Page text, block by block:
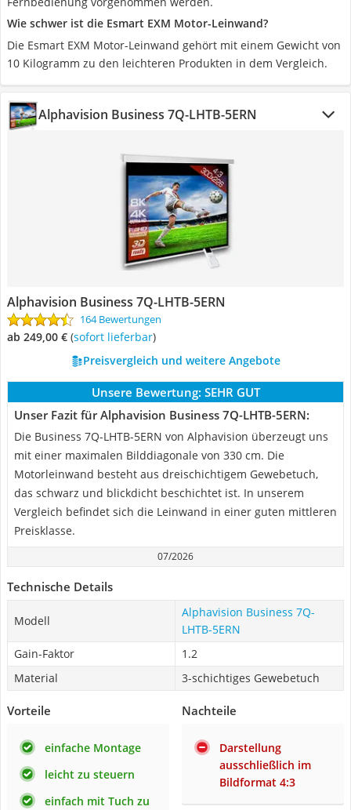
Wie schwer ist die Esmart EXM Motor-Leinwand?
Die Esmart EXM Motor-Leinwand gehört mit einem Gewicht von
10 Kilogramm zu den leichteren Produkten in dem Vergleich.
Alphavision Business 7Q-LHTB-5ERN
Alphavision Business 7Q-LHTB-5ERN
164 Bewertungen
ab 249,00 € ( Sofort lieferbar)
Preisvergleich und weitere Angebote
Unsere Bewertung: SEHR GUT
Unser Fazit für Alphavision Business 7Q-LHTB-5ERN:
Die Business 7Q-LHTB-5ERN von Alphavision überzeugt uns
mit einer maximalen Bilddiagonale von 330 cm. Die
Motorleinwand besteht aus dreischichtigem Gewebetuch,
das schwarz und blickdicht beschichtet ist. In unserem
Vergleich befindet sich die Leinwand in einer guten mittleren
Preisklasse.
07/2026
Technische Details
Modell
Alphavision Business 7Q-
LHTB-5ERN
Gain-Faktor
1.2
Material
3-schichtiges Gewebetuch
Vorteile
einfache Montage
leicht zu steuern
einfach mit Tuch zu
Nachteile
Darstellung
ausschließlich im
Bildformat 4:3